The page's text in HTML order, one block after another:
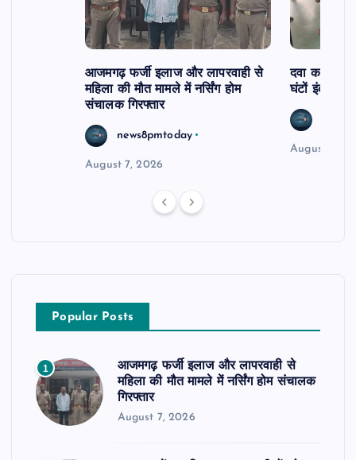
आजमगढ़ फर्जी इलाज और लापरवाही से
महिला की मौत मामले में नर्सिंग होम
संचालक गिरफ्तार
news8pmtoday
August 7, 2026
दवा कक्ष में
घंटों इंतजार
August 6,
Popular Posts
1
आजमगढ़ फर्जी इलाज और लापरवाही से
महिला की मौत मामले में नर्सिंग होम संचालक
गिरफ्तार
August 7, 2026